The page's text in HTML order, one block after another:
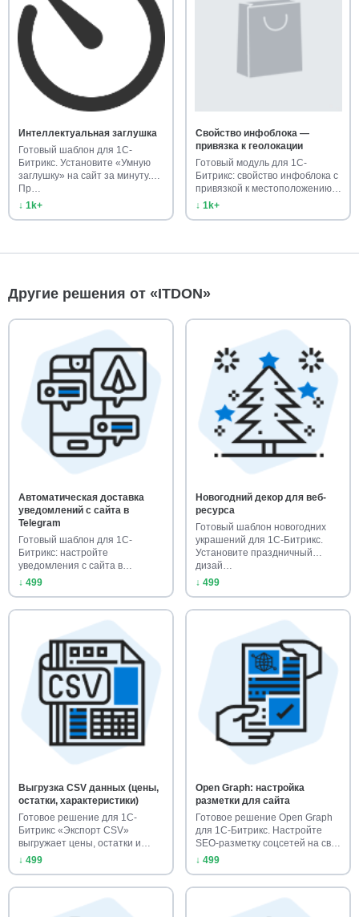
Интеллектуальная заглушка
Готовый шаблон для 1С-
Битрикс. Установите «Умную
заглушку» на сайт за минуту.
Пр…
↓ 1k+
Свойство инфоблока —
привязка к геолокации
Готовый модуль для 1С-
Битрикс: свойство инфоблока с
привязкой к местоположению.
…
↓ 1k+
Другие решения от «ITDON»
Автоматическая доставка
уведомлений с сайта в
Telegram
Готовый шаблон для 1С-
Битрикс: настройте
уведомления с сайта в
Телеграм для зака…
↓ 499
Новогодний декор для веб-
ресурса
Готовый шаблон новогодних
украшений для 1С-Битрикс.
Установите праздничный
дизай…
↓ 499
Выгрузка CSV данных (цены,
остатки, характеристики)
Готовое решение для 1С-
Битрикс «Экспорт CSV»
выгружает цены, остатки и
свойства …
↓ 499
Open Graph: настройка
разметки для сайта
Готовое решение Open Graph
для 1С-Битрикс. Настройте
SEO-разметку соцсетей на св…
↓ 499